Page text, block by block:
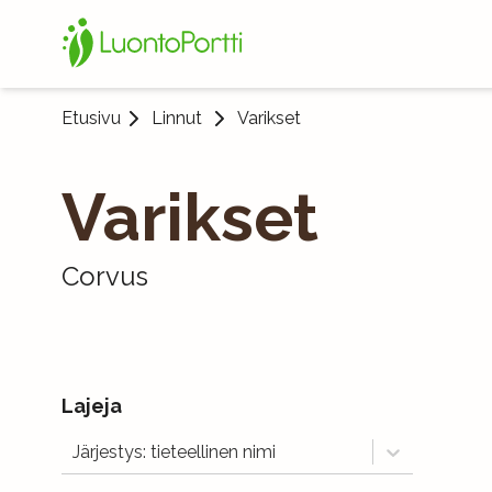
Etusivu Linnut Varikset
Varikset
Corvus
Lajeja
Järjestys: tieteellinen nimi